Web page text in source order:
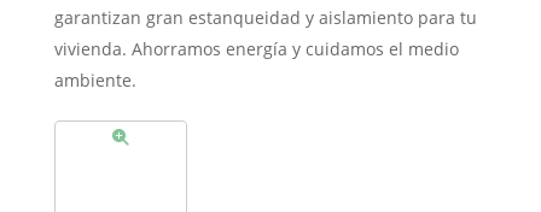
garantizan gran estanqueidad y aislamiento para tu
vivienda. Ahorramos energía y cuidamos el medio
ambiente.